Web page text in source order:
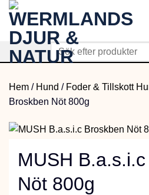
Skip
content
Hem / Hund / Foder & Tillskott
Broskben Nöt 800g
MUSH
Nöt 800g